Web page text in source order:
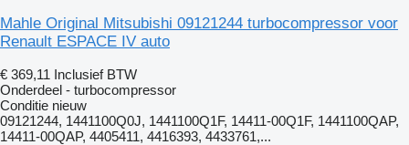
Mahle Original Mitsubishi 09121244 turbocompressor voor
Renault ESPACE IV auto
€ 369,11 Inclusief BTW
Onderdeel - turbocompressor
Conditie nieuw
09121244, 1441100Q0J, 1441100Q1F, 14411-00Q1F, 1441100QAP,
14411-00QAP, 4405411, 4416393, 4433761,...